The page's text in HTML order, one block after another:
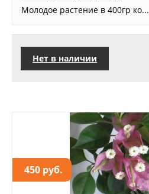
Молодое растение в 400гр ко...
Нет в наличии
450 руб.